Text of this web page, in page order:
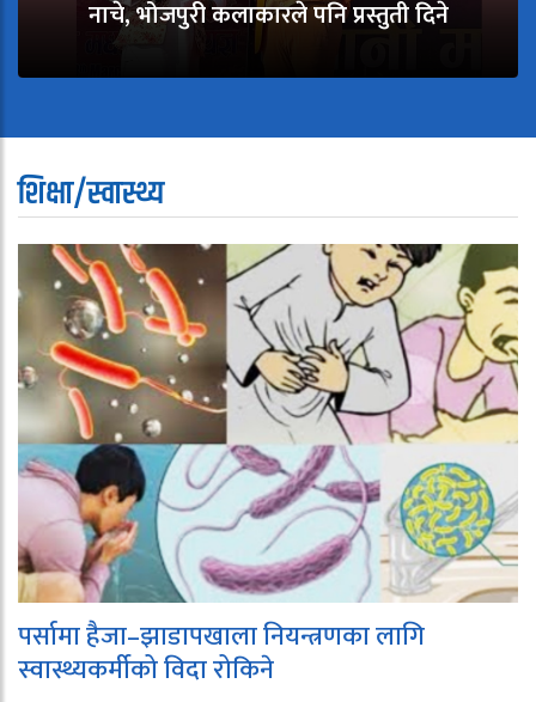
नाचे, भोजपुरी कलाकारले पनि प्रस्तुती दिने
शिक्षा/स्वास्थ्य
पर्सामा हैजा–झाडापखाला नियन्त्रणका लागि
स्वास्थ्यकर्मीको विदा रोकिने